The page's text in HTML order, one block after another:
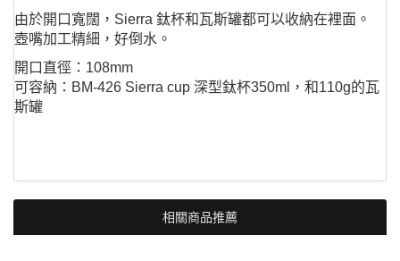
由於開口寬闊，Sierra 鈦杯和瓦斯罐都可以收納在裡面。
壺嘴加工精細，好倒水。
開口直徑：108mm
可容納：BM-426 Sierra cup 深型鈦杯350ml，和110g的瓦
斯罐
相關商品推薦